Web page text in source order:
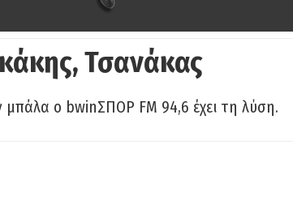
Τσανάκας
μπάλα ο bwinΣΠΟΡ FM 94,6 έχει τη λύση.